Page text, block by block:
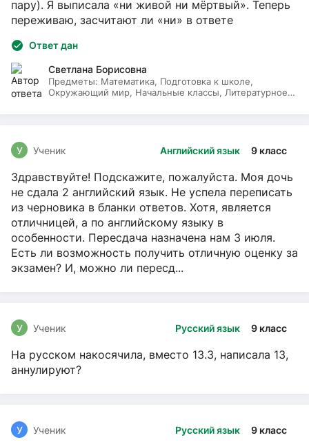
пару). Я выписала «ни живой ни мёртвый». Теперь
переживаю, засчитают ли «ни» в ответе
Ответ дан
Светлана Борисовна
Предметы: Математика, Подготовка к школе,
Окружающий мир, Начальные классы, Литературное
Английский язык 9 класс
У Ученик
Здравствуйте! Подскажите, пожалуйста. Моя дочь
не сдала 2 английский язык. Не успела переписать
из черновика в бланки ответов. Хотя, является
отличницей, а по английскому языку в
особенности. Пересдача назначена нам 3 июля.
Есть ли возможность получить отличную оценку за
экзамен? И, можно ли пересд...
Русский язык 9 класс
У Ученик
На русском накосячила, вместо 13.3, написала 13,
аннулируют?
Русский язык 9 класс
У Ученик